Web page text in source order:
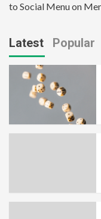
to Social Menu on
Latest Popular